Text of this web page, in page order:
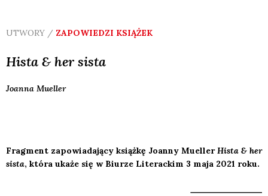
UTWORY / ZAPOWIEDZI KSIĄŻEK
Hista & her sista
Joanna Mueller
Fragment zapowiadający książkę Joanny Mueller Hista & her
sista, która ukaże się w Biurze Literackim 3 maja 2021 roku.